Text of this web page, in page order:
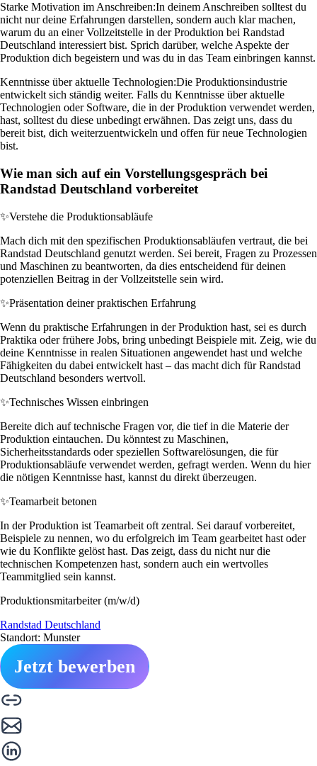
Starke Motivation im Anschreiben:In deinem Anschreiben solltest du
nicht nur deine Erfahrungen darstellen, sondern auch klar machen,
warum du an einer Vollzeitstelle in der Produktion bei Randstad
Deutschland interessiert bist. Sprich darüber, welche Aspekte der
Produktion dich begeistern und was du in das Team einbringen kannst.
Kenntnisse über aktuelle Technologien:Die Produktionsindustrie
entwickelt sich ständig weiter. Falls du Kenntnisse über aktuelle
Technologien oder Software, die in der Produktion verwendet werden,
hast, solltest du diese unbedingt erwähnen. Das zeigt uns, dass du
bereit bist, dich weiterzuentwickeln und offen für neue Technologien
bist.
Wie man sich auf ein Vorstellungsgespräch bei
Randstad Deutschland vorbereitet
✨Verstehe die Produktionsabläufe
Mach dich mit den spezifischen Produktionsabläufen vertraut, die bei
Randstad Deutschland genutzt werden. Sei bereit, Fragen zu Prozessen
und Maschinen zu beantworten, da dies entscheidend für deinen
potenziellen Beitrag in der Vollzeitstelle sein wird.
✨Präsentation deiner praktischen Erfahrung
Wenn du praktische Erfahrungen in der Produktion hast, sei es durch
Praktika oder frühere Jobs, bring unbedingt Beispiele mit. Zeig, wie du
deine Kenntnisse in realen Situationen angewendet hast und welche
Fähigkeiten du dabei entwickelt hast – das macht dich für Randstad
Deutschland besonders wertvoll.
✨Technisches Wissen einbringen
Bereite dich auf technische Fragen vor, die tief in die Materie der
Produktion eintauchen. Du könntest zu Maschinen,
Sicherheitsstandards oder speziellen Softwarelösungen, die für
Produktionsabläufe verwendet werden, gefragt werden. Wenn du hier
die nötigen Kenntnisse hast, kannst du direkt überzeugen.
✨Teamarbeit betonen
In der Produktion ist Teamarbeit oft zentral. Sei darauf vorbereitet,
Beispiele zu nennen, wo du erfolgreich im Team gearbeitet hast oder
wie du Konflikte gelöst hast. Das zeigt, dass du nicht nur die
technischen Kompetenzen hast, sondern auch ein wertvolles
Teammitglied sein kannst.
Produktionsmitarbeiter (m/w/d)
Randstad Deutschland
Standort: Munster
Jetzt bewerben